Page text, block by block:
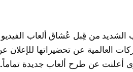
من الترقب الشديد من قِبل عُشاق ألعاب
العالمية عن تحضيراتها للإعلان
أعلنت عن طرح ألعاب جديدة